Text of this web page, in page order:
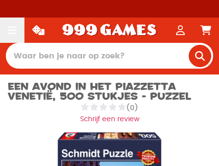
Een avond in het Piazzetta
Venetië, 500 stukjes - Puzzel
(0)
Schrijf een review